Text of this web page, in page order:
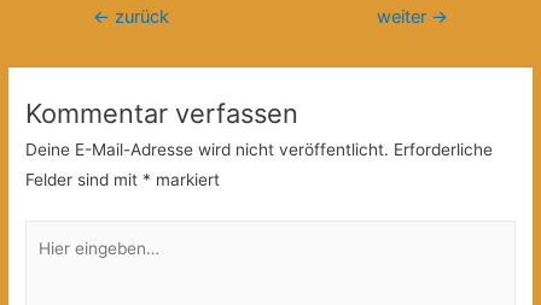
Beitragsnavigation
← zurück weiter →
Kommentar verfassen
Deine E-Mail-Adresse wird nicht veröffentlicht. Erforderliche
Felder sind mit * markiert
eingeben…